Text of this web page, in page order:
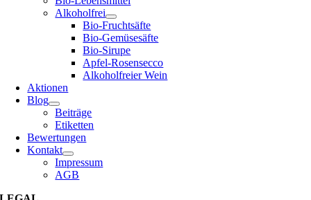
Alkoholfrei
Bio-Fruchtsäfte
Bio-Gemüsesäfte
Bio-Sirupe
Apfel-Rosensecco
Alkoholfreier Wein
Aktionen
Blog
Beiträge
Etiketten
Bewertungen
Kontakt
Impressum
AGB